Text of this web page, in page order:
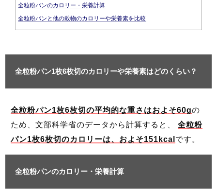
全粒粉パンのカロリー・栄養計算
全粒粉パンと他の穀物のカロリーや栄養素を比較
全粒粉パン1枚6枚切のカロリーや栄養素はどのくらい？
全粒粉パン1枚6枚切の平均的な重さはおよそ60gの
ため、文部科学省のデータから計算すると、 全粒粉
パン1枚6枚切のカロリーは、およそ151kcal です。
全粒粉パンのカロリー・栄養計算